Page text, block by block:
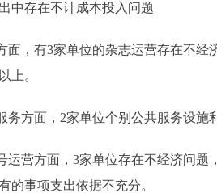
中存在不计成本投入问题
面，有3家单位的杂志运营存在不
上。
务方面，2家单位个别公共服务设
运营方面，3家单位存在不经济问
的事项支出依据不充分。